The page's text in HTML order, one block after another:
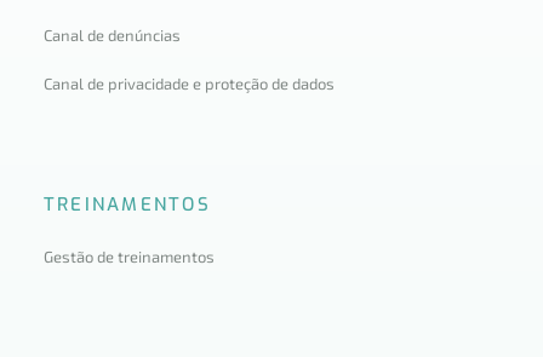
Canal de denúncias
Canal de privacidade e proteção de dados
TREINAMENTOS
Gestão de treinamentos